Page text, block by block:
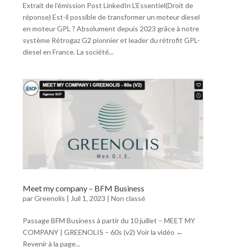
Extrait de l'émission Post LinkedIn L’Essentiel(Droit de
réponse) Est-il possible de transformer un moteur diesel
en moteur GPL ? Absolument depuis 2023 grâce à notre
système Rétrogaz G2 pionnier et leader du rétrofit GPL-
diesel en France. La société...
Meet my company – BFM Business
parGreenolis | Juil 1, 2023 | Non classé
Passage BFM Business à partir du 10 juillet – MEET MY
COMPANY | GREENOLIS – 60s (v2) Voir la vidéo ←
Revenir à la page...